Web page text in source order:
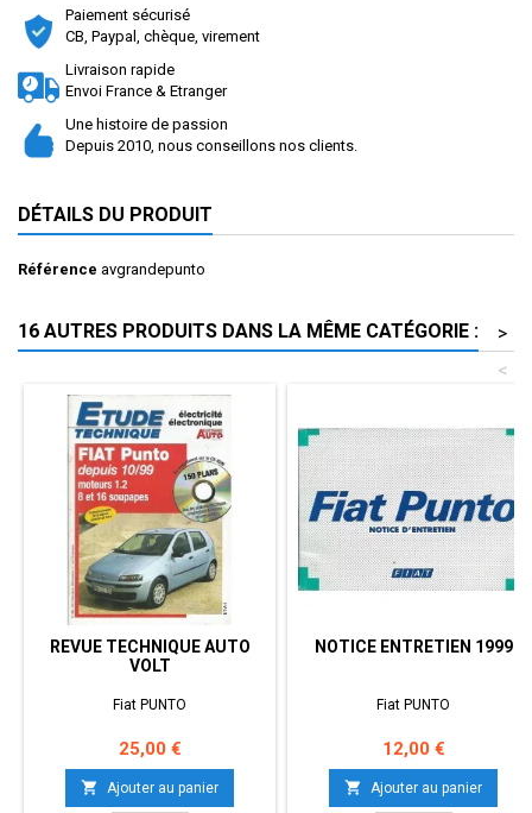
Paiement sécurisé
CB, Paypal, chèque, virement
Livraison rapide
Envoi France & Etranger
Une histoire de passion
Depuis 2010, nous conseillons nos clients.
DÉTAILS DU PRODUIT
Référence avgrandepunto
16 AUTRES PRODUITS DANS LA MÊME CATÉGORIE :
>
<
REVUE TECHNIQUE AUTO
VOLT
Fiat PUNTO
Prix
25,00 €
 Ajouter au panier
NOTICE ENTRETIEN 1999
Fiat PUNTO
Prix
12,00 €
 Ajouter au panier